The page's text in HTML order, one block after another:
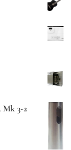
Mk 3-2